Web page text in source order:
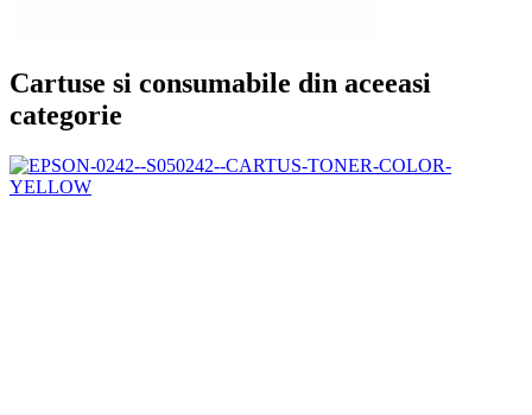
Cartuse si consumabile din aceeasi
categorie